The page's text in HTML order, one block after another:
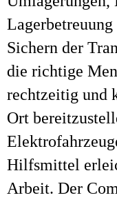
Lagerbetreuung
Sichern der
die richtige
rechtzeitig und
Ort
Hilfsmittel
Arbeit. Der